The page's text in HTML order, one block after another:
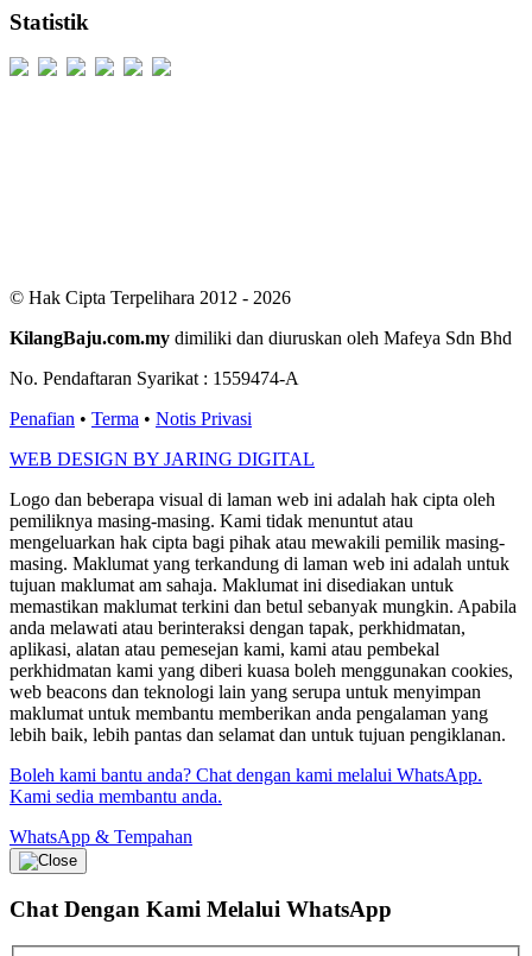
Statistik
© Hak Cipta Terpelihara 2012 - 2026
KilangBaju.com.my dimiliki dan diuruskan oleh Mafeya Sdn Bhd
No. Pendaftaran Syarikat : 1559474-A
Penafian • Terma • Notis Privasi
WEB DESIGN BY JARING DIGITAL
Logo dan beberapa visual di laman web ini adalah hak cipta oleh
pemiliknya masing-masing. Kami tidak menuntut atau
mengeluarkan hak cipta bagi pihak atau mewakili pemilik masing-
masing. Maklumat yang terkandung di laman web ini adalah untuk
tujuan maklumat am sahaja. Maklumat ini disediakan untuk
memastikan maklumat terkini dan betul sebanyak mungkin. Apabila
anda melawati atau berinteraksi dengan tapak, perkhidmatan,
aplikasi, alatan atau pemesejan kami, kami atau pembekal
perkhidmatan kami yang diberi kuasa boleh menggunakan cookies,
web beacons dan teknologi lain yang serupa untuk menyimpan
maklumat untuk membantu memberikan anda pengalaman yang
lebih baik, lebih pantas dan selamat dan untuk tujuan pengiklanan.
Boleh kami bantu anda? Chat dengan kami melalui WhatsApp.
Kami sedia membantu anda.
WhatsApp & Tempahan
Chat Dengan Kami Melalui WhatsApp